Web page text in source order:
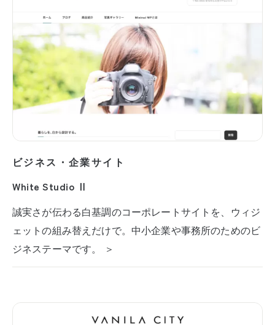
ビジネス・企業サイト
White Studio Ⅱ
誠実さが伝わる白基調のコーポレートサイトを、ウィジ
ェットの組み替えだけで。中小企業や事務所のためのビ
ジネステーマです。 ＞